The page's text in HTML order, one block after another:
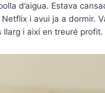
d’aigua. Estava
i avui ja a dormir.
llarg i així en treuré profit.